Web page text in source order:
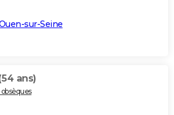
sur-Seine
ans)